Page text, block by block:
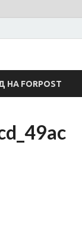
НА FORPOST